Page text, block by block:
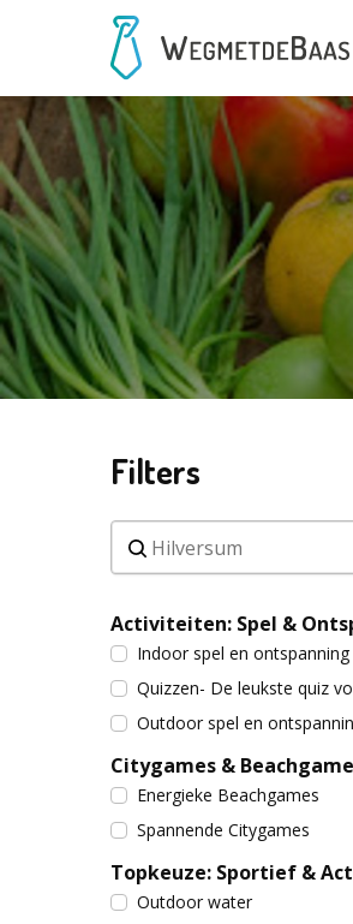
Filters
Activiteiten: Spel &
Indoor spel en ontspanning
Quizzen- De leukste quiz
Outdoor spel en
Citygames &
Energieke Beachgames
Spannende Citygames
Topkeuze: Sportief &
Outdoor water